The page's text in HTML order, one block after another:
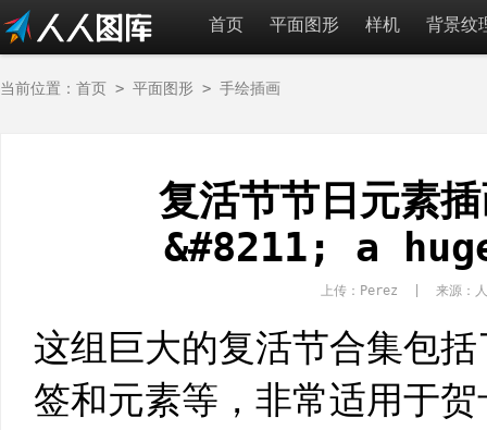
首页 平面图形 样机 背景纹
当前位置： 首页 > 平面图形 > 手绘插画
复活节节日元素
&#8211; a
上传：Perez | 来源
这组巨大的复活节合集包
签和元素等，非常适用于